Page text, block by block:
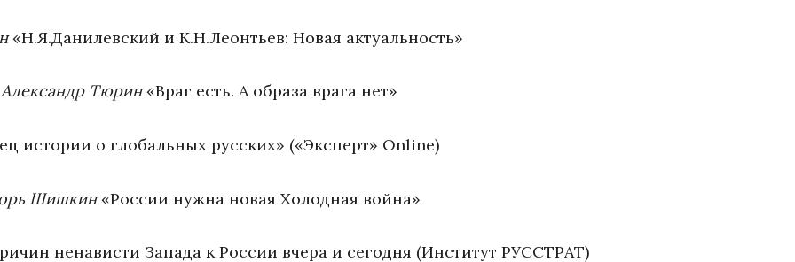
«Н.Я.Данилевский и К.Н.Леонтьев: Новая актуальность»
Александр Тюрин«Враг есть. А образа врага нет»
истории о глобальных русских» («Эксперт» Online)
Шишкин«России нужна новая Холодная война»
ненависти Запада к России вчера и сегодня (Институт РУССТРАТ)